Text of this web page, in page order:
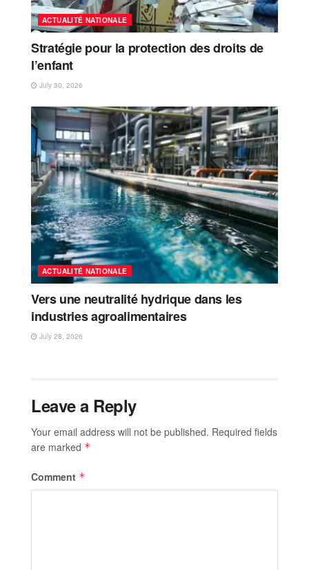
ACTUALITÉ NATIONALE
Stratégie pour la protection des droits de
l’enfant
July 30, 2026
ACTUALITÉ NATIONALE
Vers une neutralité hydrique dans les
industries agroalimentaires
July 28, 2026
Leave a Reply
Your email address will not be published. Required fields
are marked *
Comment *